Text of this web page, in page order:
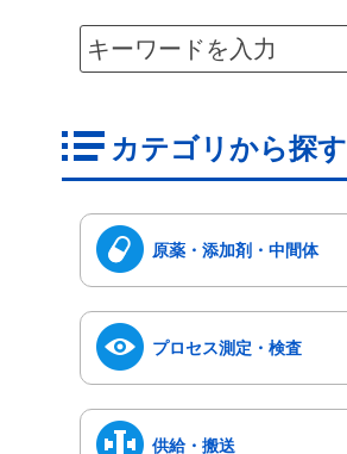
カテゴリから探す
原薬・添加剤・中間体
プロセス測定・検査
供給・搬送